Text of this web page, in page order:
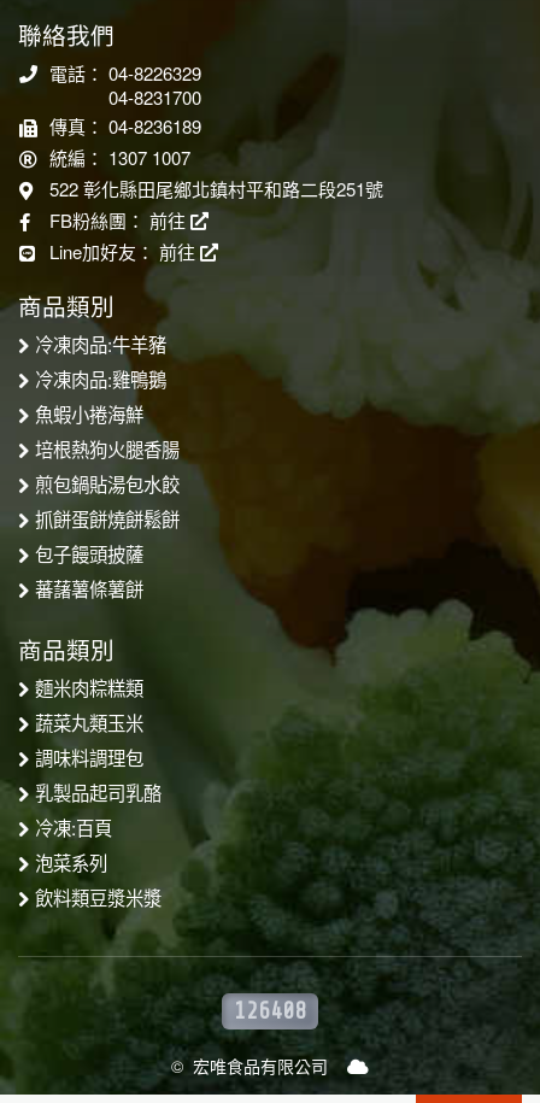
聯絡我們
電話： 04-8226329
04-8231700
傳真： 04-8236189
統編： 1307 1007
522 彰化縣田尾鄉北鎮村平和路二段251號
FB粉絲團： 前往
Line加好友： 前往
商品類別
冷凍肉品:牛羊豬
冷凍肉品:雞鴨鵝
魚蝦小捲海鮮
培根熱狗火腿香腸
煎包鍋貼湯包水餃
抓餅蛋餅燒餅鬆餅
包子饅頭披薩
蕃藷薯條薯餅
商品類別
麵米肉粽糕類
蔬菜丸類玉米
調味料調理包
乳製品起司乳酪
冷凍:百頁
泡菜系列
飲料類豆漿米漿
126408
© 宏唯食品有限公司